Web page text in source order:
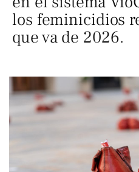
los feminicidios
que va de 2026.